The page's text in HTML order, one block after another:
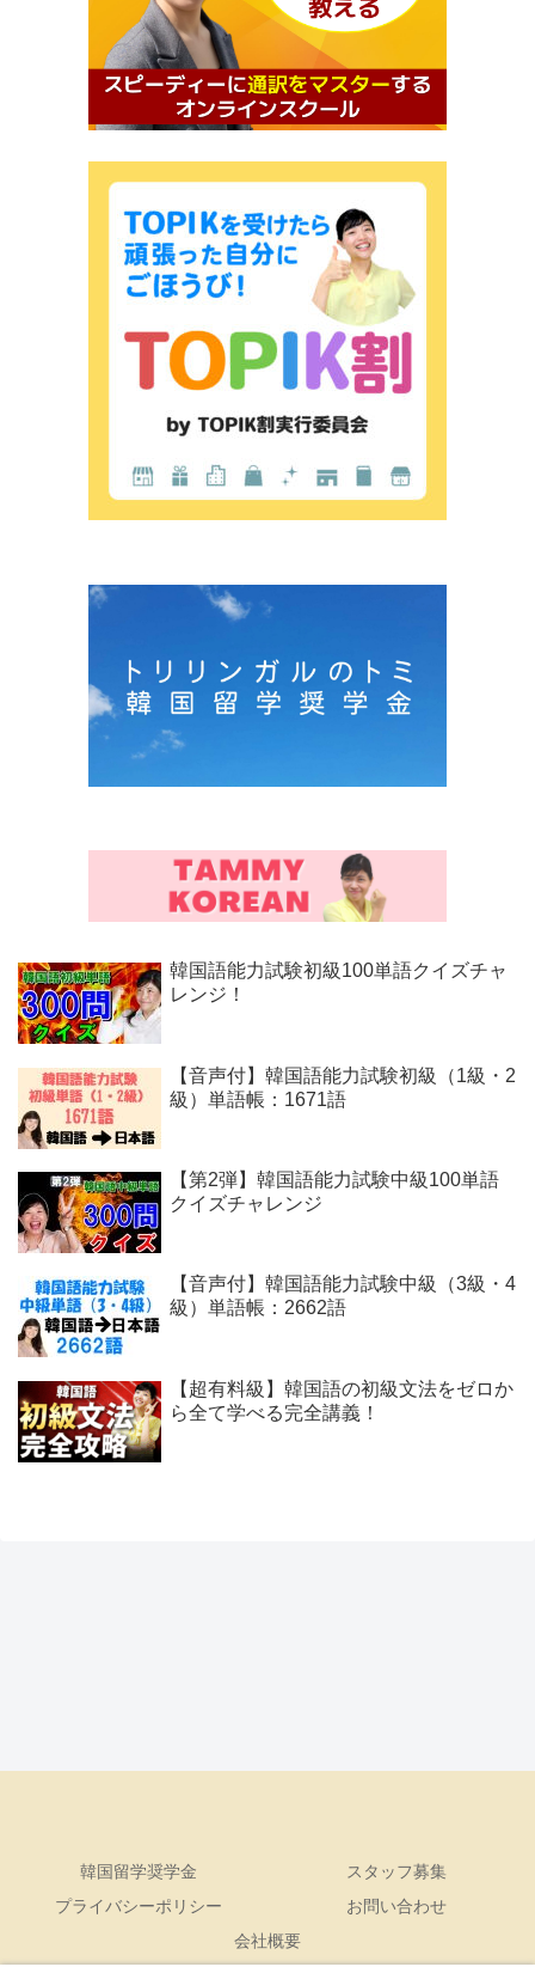
韓国語能力試験初級100単語クイズチャ
レンジ！
【音声付】韓国語能力試験初級（1級・2
級）単語帳：1671語
【第2弾】韓国語能力試験中級100単語
クイズチャレンジ
【音声付】韓国語能力試験中級（3級・4
級）単語帳：2662語
【超有料級】韓国語の初級文法をゼロか
ら全て学べる完全講義！
韓国留学奨学金
スタッフ募集
プライバシーポリシー
お問い合わせ
会社概要